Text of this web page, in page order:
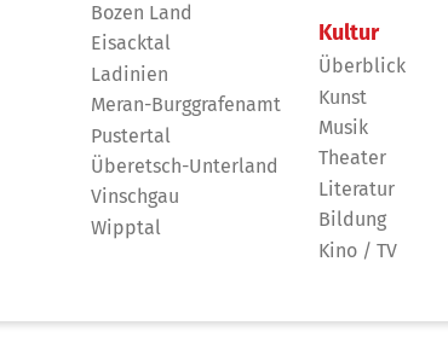
Bozen Land
Eisacktal
Ladinien
Meran-Burggrafenamt
Pustertal
Überetsch-Unterland
Vinschgau
Wipptal
Kultur
Überblick
Kunst
Musik
Theater
Literatur
Bildung
Kino / TV